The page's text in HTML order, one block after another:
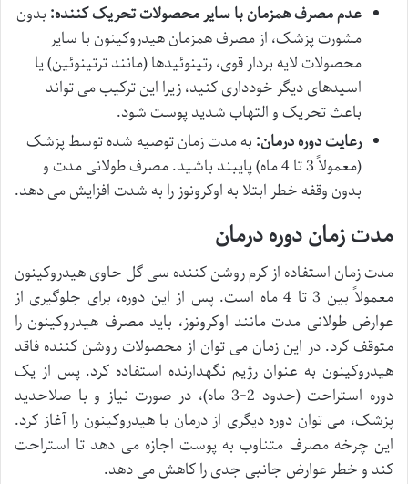
عدم مصرف همزمان با سایر محصولات تحریک کننده: بدون
مشورت پزشک، از مصرف همزمان هیدروکینون با سایر
محصولات لایه بردار قوی، رتینوئیدها (مانند ترتینوئین) یا
اسیدهای دیگر خودداری کنید، زیرا این ترکیب می تواند
باعث تحریک و التهاب شدید پوست شود.
رعایت دوره درمان: به مدت زمان توصیه شده توسط پزشک
(معمولاً 3 تا 4 ماه) پایبند باشید. مصرف طولانی مدت و
بدون وقفه خطر ابتلا به اوکرونوز را به شدت افزایش می دهد.
مدت زمان دوره درمان
مدت زمان استفاده از کرم روشن کننده سی گل حاوی هیدروکینون
معمولاً بین 3 تا 4 ماه است. پس از این دوره، برای جلوگیری از
عوارض طولانی مدت مانند اوکرونوز، باید مصرف هیدروکینون را
متوقف کرد. در این زمان می توان از محصولات روشن کننده فاقد
هیدروکینون به عنوان رژیم نگهدارنده استفاده کرد. پس از یک
دوره استراحت (حدود 2-3 ماه)، در صورت نیاز و با صلاحدید
پزشک، می توان دوره دیگری از درمان با هیدروکینون را آغاز کرد.
این چرخه مصرف متناوب به پوست اجازه می دهد تا استراحت
کند و خطر عوارض جانبی جدی را کاهش می دهد.